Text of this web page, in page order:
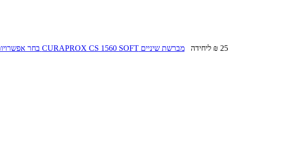
25 ₪ ליחידה מברשת שיניים CURAPROX CS 1560 SOFT בחר